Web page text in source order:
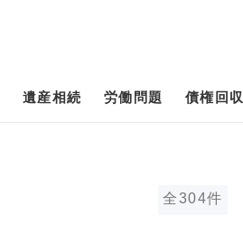
遺産相続 労働問題 債権回収
全304件